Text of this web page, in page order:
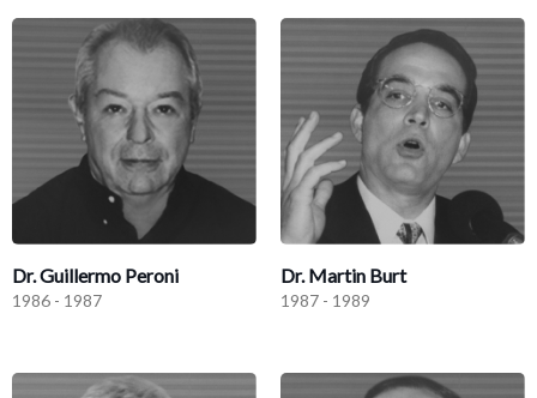
Dr. Guillermo Peroni
1986 - 1987
Dr. Martin Burt
1987 - 1989